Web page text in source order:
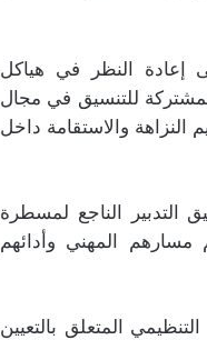
إعادة النظر في هياكل
للتنسيق في مجال
النزاهة والاستقامة داخل
التدبير الناجع لمسطرة
مسارهم المهني وأدائهم
المتعلق بالتعيين